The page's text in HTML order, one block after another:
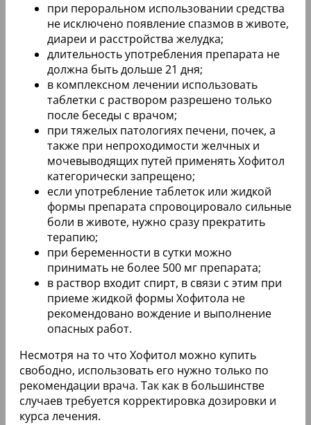
при пероральном использовании средства
не исключено появление спазмов в животе,
диареи и расстройства желудка;
длительность употребления препарата не
должна быть дольше 21 дня;
в комплексном лечении использовать
таблетки с раствором разрешено только
после беседы с врачом;
при тяжелых патологиях печени, почек, а
также при непроходимости желчных и
мочевыводящих путей применять Хофитол
категорически запрещено;
если употребление таблеток или жидкой
формы препарата спровоцировало сильные
боли в животе, нужно сразу прекратить
терапию;
при беременности в сутки можно
принимать не более 500 мг препарата;
в раствор входит спирт, в связи с этим при
приеме жидкой формы Хофитола не
рекомендовано вождение и выполнение
опасных работ.
Несмотря на то что Хофитол можно купить
свободно, использовать его нужно только по
рекомендации врача. Так как в большинстве
случаев требуется корректировка дозировки и
курса лечения.